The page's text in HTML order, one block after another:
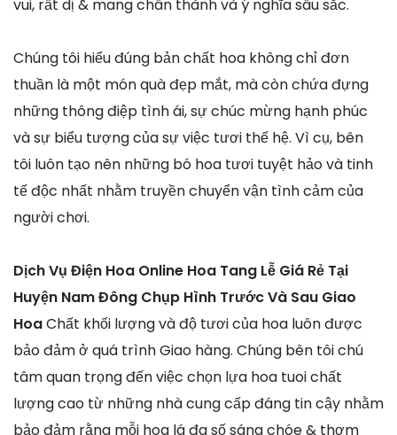
vui, rất dị & mang chân thành và ý nghĩa sâu sắc.
Chúng tôi hiểu đúng bản chất hoa không chỉ đơn
thuần là một món quà đẹp mắt, mà còn chứa đựng
những thông điệp tình ái, sự chúc mừng hạnh phúc
và sự biểu tượng của sự việc tươi thế hệ. Vì cụ, bên
tôi luôn tạo nên những bó hoa tươi tuyệt hảo và tinh
tế độc nhất nhằm truyền chuyển vận tình cảm của
người chơi.
Dịch Vụ Điện Hoa Online Hoa Tang Lễ Giá Rẻ Tại
Huyện Nam Đông Chụp Hình Trước Và Sau Giao
HoaChất khối lượng và độ tươi của hoa luôn được
bảo đảm ở quá trình Giao hàng. Chúng bên tôi chú
tâm quan trọng đến việc chọn lựa hoa tuoi chất
lượng cao từ những nhà cung cấp đáng tin cậy nhằm
bảo đảm rằng mỗi hoa lá đa số sáng chóe & thơm